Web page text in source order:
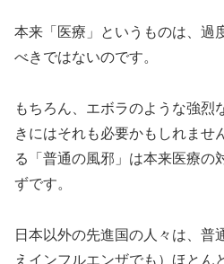
本来「医療」というものは、過
べきではないのです。
もちろん、エボラのような強烈
きにはそれも必要かもしれませ
る「普通の風邪」は本来医療の
ずです。
日本以外の先進国の人々は、普
えインフルエンザでも）ほとん